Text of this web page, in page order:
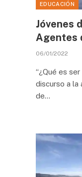
EDUCACIÓN
Jóvenes
Agentes
06/01/2022
“¿Qué es
discurso a la
de…